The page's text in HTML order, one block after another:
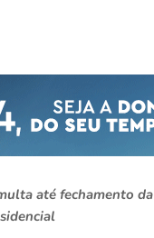
até fechamento